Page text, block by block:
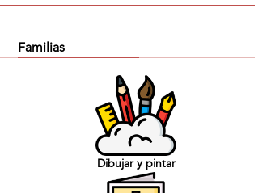
Familias
Dibujar y pintar